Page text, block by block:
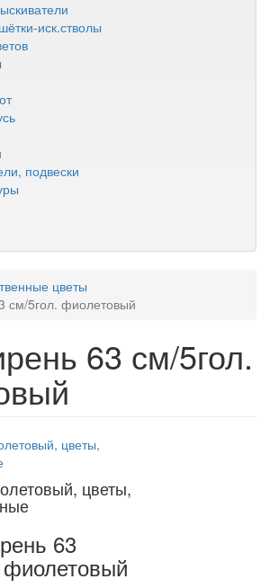
иск.стволы
подвески
цветы
см/5гол. фиолетовый
63 см/5гол.
цветы,
63